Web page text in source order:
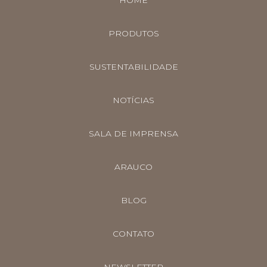
PRODUTOS
SUSTENTABILIDADE
NOTÍCIAS
SALA DE IMPRENSA
ARAUCO
BLOG
CONTATO